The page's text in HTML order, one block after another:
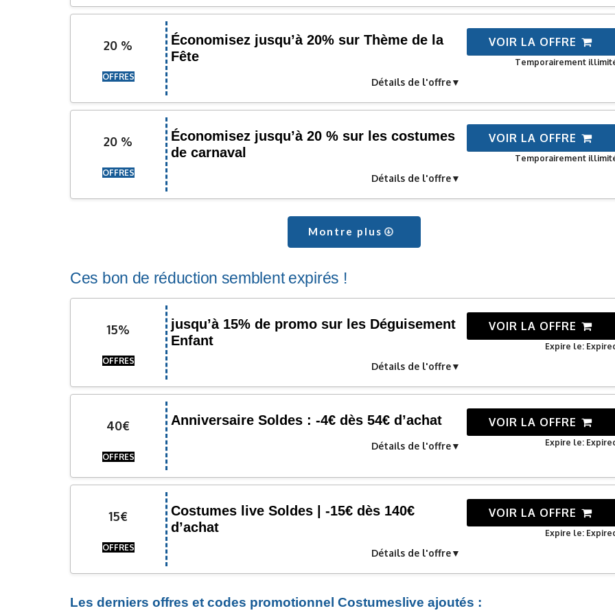
20 %
OFFRES
Économisez jusqu’à 20% sur Thème de la
Fête
Détails de l'offre
VOIR LA OFFRE
Temporairement
20 %
OFFRES
Économisez jusqu’à 20 % sur les costumes
de carnaval
Détails de l'offre
VOIR LA OFFRE
Temporairement
Montre plus
Ces bon de réduction semblent expirés !
15%
OFFRES
jusqu’à 15% de promo sur les Déguisement
Enfant
Détails de l'offre
VOIR LA OFFRE
Expire le:
40€
OFFRES
Anniversaire Soldes : -4€ dès 54€ d’achat
Détails de l'offre
VOIR LA OFFRE
Expire le:
15€
OFFRES
Costumes live Soldes | -15€ dès 140€
d’achat
Détails de l'offre
VOIR LA OFFRE
Expire le:
Les derniers offres et codes promotionnel Costumeslive ajoutés :